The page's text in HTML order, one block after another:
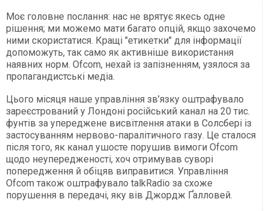
Моє головне послання: нас не врятує якесь одне
рішення; ми можемо мати багато опцій, якщо захочемо
ними скористатися. Кращі "етикетки" для інформації
допоможуть, так само як активніше використання
наявних норм. Ofcom, нехай із запізненням, узялося за
пропагандистські медіа.
Цього місяця наше управління зв’язку оштрафувало
зареєстрований у Лондоні російський канал на 20 тис.
фунтів за упереджене висвітлення атаки в Солсбері із
застосуванням нервово-паралітичного газу. Це сталося
після того, як канал ушосте порушив вимоги Ofcom
щодо неупередженості, хоч отримував суворі
попередження й обіцяв виправитися. Управління
Ofcom також оштрафувало talkRadio за схоже
порушення в передачі, яку вів Джордж Ґалловей.